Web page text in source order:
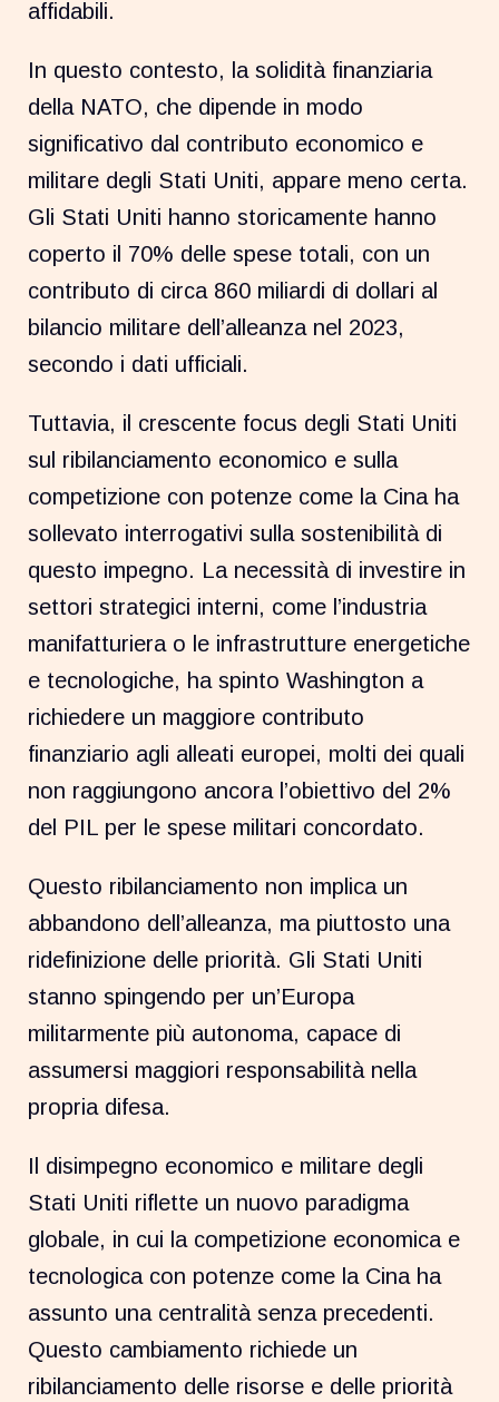
affidabili.
In questo contesto, la solidità finanziaria
della NATO, che dipende in modo
significativo dal contributo economico e
militare degli Stati Uniti, appare meno certa.
Gli Stati Uniti hanno storicamente hanno
coperto il 70% delle spese totali, con un
contributo di circa 860 miliardi di dollari al
bilancio militare dell’alleanza nel 2023,
secondo i dati ufficiali.
Tuttavia, il crescente focus degli Stati Uniti
sul ribilanciamento economico e sulla
competizione con potenze come la Cina ha
sollevato interrogativi sulla sostenibilità di
questo impegno. La necessità di investire in
settori strategici interni, come l’industria
manifatturiera o le infrastrutture energetiche
e tecnologiche, ha spinto Washington a
richiedere un maggiore contributo
finanziario agli alleati europei, molti dei quali
non raggiungono ancora l’obiettivo del 2%
del PIL per le spese militari concordato.
Questo ribilanciamento non implica un
abbandono dell’alleanza, ma piuttosto una
ridefinizione delle priorità. Gli Stati Uniti
stanno spingendo per un’Europa
militarmente più autonoma, capace di
assumersi maggiori responsabilità nella
propria difesa.
Il disimpegno economico e militare degli
Stati Uniti riflette un nuovo paradigma
globale, in cui la competizione economica e
tecnologica con potenze come la Cina ha
assunto una centralità senza precedenti.
Questo cambiamento richiede un
ribilanciamento delle risorse e delle priorità